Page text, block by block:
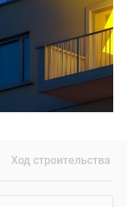
Ход строительства